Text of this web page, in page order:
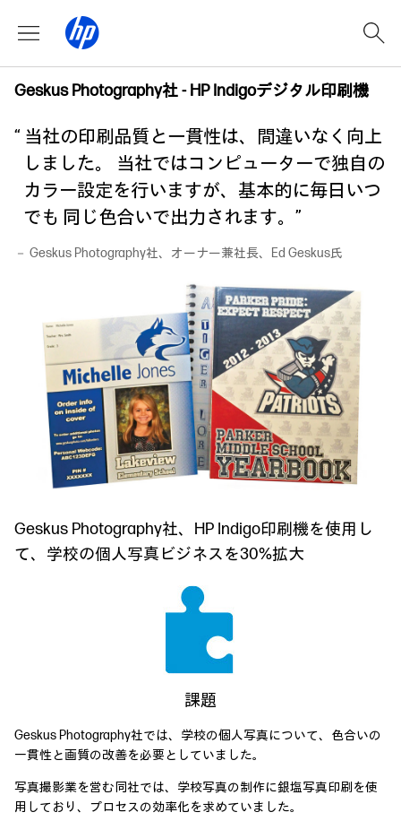
Geskus Photography社 - HP Indigoデジタル印刷機
“ 当社の印刷品質と一貫性は、間違いなく向上
しました。 当社ではコンピューターで独自の
カラー設定を行いますが、基本的に毎日いつ
でも 同じ色合いで出力されます。”
－ Geskus Photography社、オーナー兼社長、Ed Geskus氏
Geskus Photography社、HP Indigo印刷機を使用し
て、学校の個人写真ビジネスを30%拡大
課題
Geskus Photography社では、学校の個人写真について、色合いの
一貫性と画質の改善を必要としていました。
写真撮影業を営む同社では、学校写真の制作に銀塩写真印刷を使
用しており、プロセスの効率化を求めていました。